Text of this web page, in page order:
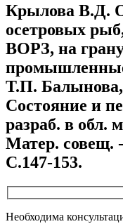
Крылова В.Д.
осетровых
ВОРЗ, на
Т.П.
Состояние и
разраб. в обл.
Матер.
С.147-153.
Необходима